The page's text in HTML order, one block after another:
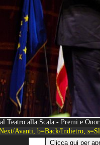
Teatro alla Scala - Premi e
Avanti, b=Back/Indietro,